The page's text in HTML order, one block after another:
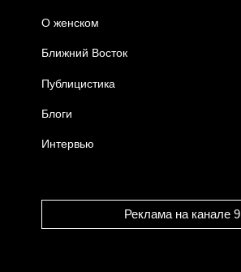
О женском
Ближний Восток
Публицистика
Блоги
Интервью
Реклама на канале 9